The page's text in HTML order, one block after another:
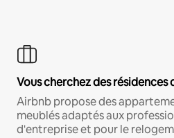
Vous cherchez des résidences
Airbnb propose des
meublés adaptés aux
d'entreprise et pour le